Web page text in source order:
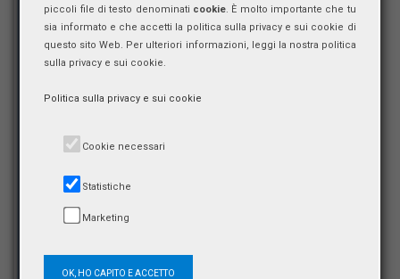
piccoli file di testo denominati cookie. È molto importante che tu
sia informato e che accetti la politica sulla privacy e sui cookie di
questo sito Web. Per ulteriori informazioni, leggi la nostra politica
sulla privacy e sui cookie.
Politica sulla privacy e sui cookie
Cookie necessari
Statistiche
Marketing
OK, HO CAPITO E ACCETTO